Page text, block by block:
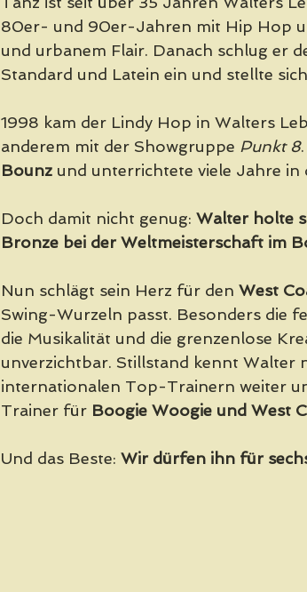
80er- und 90er-Jahren mit Hip Hop
und urbanem Flair. Danach schlug er
Standard und Latein ein und stellte
1998 kam der Lindy Hop in Walters
anderem mit der Showgruppe Punkt 8
Bounz und unterrichtete viele Jahre in
Doch damit nicht genug: Walter holte
Bronze bei der Weltmeisterschaft im
Nun schlägt sein Herz für den West
Swing-Wurzeln passt. Besonders die
die Musikalität und die grenzenlose
unverzichtbar. Stillstand kennt Walter
internationalen Top-Trainern weiter
Trainer für Boogie Woogie und West
Und das Beste: Wir dürfen ihn für